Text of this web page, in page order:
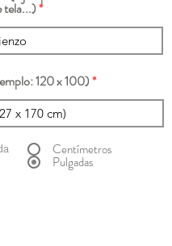
tela...)
120 x 100)
Centímetros
Pulgadas